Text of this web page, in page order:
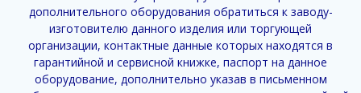
дополнительного оборудования обратиться к заводу-
изготовителю данного изделия или торгующей
организации, контактные данные которых находятся в
гарантийной и сервисной книжке, паспорт на данное
оборудование, дополнительно указав в письменном